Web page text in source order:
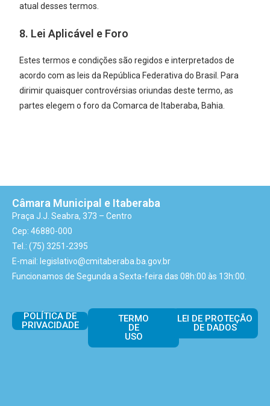
atual desses termos.
8. Lei Aplicável e Foro
Estes termos e condições são regidos e interpretados de
acordo com as leis da República Federativa do Brasil. Para
dirimir quaisquer controvérsias oriundas deste termo, as
partes elegem o foro da Comarca de Itaberaba, Bahia.
Câmara Municipal e Itaberaba
Praça J.J. Seabra, 373 – Centro
Cep: 46880-000
Tel.: (75) 3251-2395
E-mail: legislativo@cmitaberaba.ba.gov.br
Funcionamos de Segunda a Sexta-feira das 08h:00 às 13h:00.
POLÍTICA DE
PRIVACIDADE
TERMO
DE
USO
LEI DE PROTEÇÃO
DE DADOS